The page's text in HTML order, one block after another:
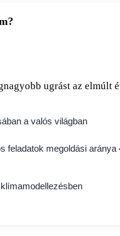
ugrást az elmúlt
a valós világban
feladatok megoldási aránya